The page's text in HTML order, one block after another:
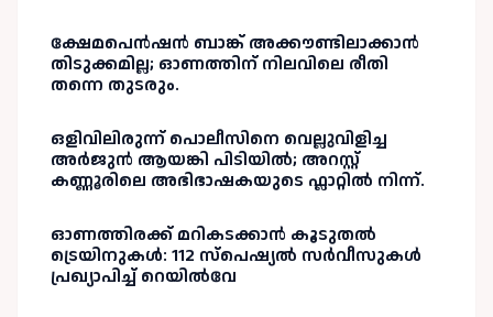
ക്ഷേമപെൻഷൻ ബാങ്ക് അക്കൗണ്ടിലാക്കാൻ
തിടുക്കമില്ല; ഓണത്തിന് നിലവിലെ രീതി
തന്നെ തുടരും.
ഒളിവിലിരുന്ന് പൊലീസിനെ വെല്ലുവിളിച്ച
അർജുൻ ആയങ്കി പിടിയിൽ; അറസ്റ്റ്
കണ്ണൂരിലെ അഭിഭാഷകയുടെ ഫ്ലാറ്റിൽ നിന്ന്.
ഓണത്തിരക്ക് മറികടക്കാൻ കൂടുതൽ
ട്രെയിനുകൾ: 112 സ്പെഷ്യൽ സർവീസുകൾ
പ്രഖ്യാപിച്ച് റെയിൽവേ